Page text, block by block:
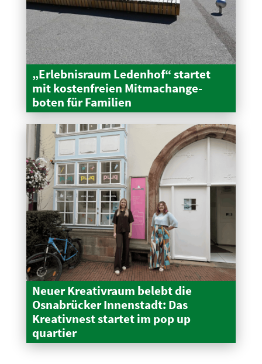
„Erleb­nisraum Ledenhof“ startet
mit kosten­freien Mitma­ch­an­ge­
boten für Familien
Neuer Kreativraum belebt die
Osnabrücker Innen­stadt: Das
Kreativnest startet im pop up
quartier